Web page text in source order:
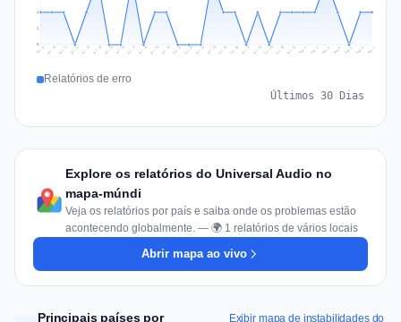
1
1
Jul 9 Jul 10 Jul 11 Jul 12 Jul 13 Jul 14 Jul 15 Jul 16 Jul 17 Jul 18 Jul 19 Jul 20 Jul 21 Jul 22 Jul 23 Jul 24 Jul 25 Jul 26 Jul 27 Jul 28 Jul 29 Jul 30 Jul 31 Aug 1 Aug 2 Aug 3 Aug 4 Aug 5 Aug 6 Aug 7
Relatórios de erro
Últimos 30 Dias
Explore os relatórios do Universal Audio no
mapa-múndi
Veja os relatórios por país e saiba onde os problemas estão
acontecendo globalmente. — 🌍 1 relatórios de vários locais
Abrir mapa ao vivo
Principais países por Exibir mapa de instabilidades do